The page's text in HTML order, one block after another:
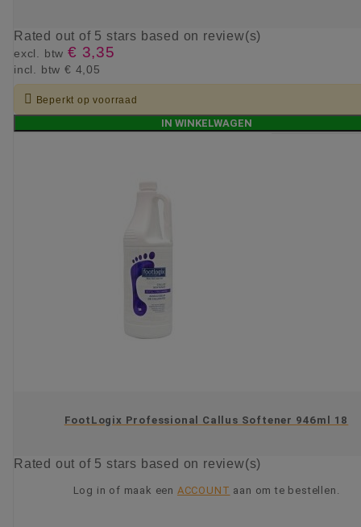
Rated out of 5 stars based on review(s)
excl. btw € 3,35
incl. btw € 4,05
 Beperkt op voorraad
IN WINKELWAGEN
FootLogix Professional Callus Softener 946ml 18
Rated out of 5 stars based on review(s)
Log in of maak een ACCOUNT aan om te bestellen.